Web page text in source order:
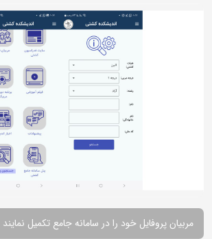
مربیان پروفایل خود را در سامانه جامع تکمیل نمایند